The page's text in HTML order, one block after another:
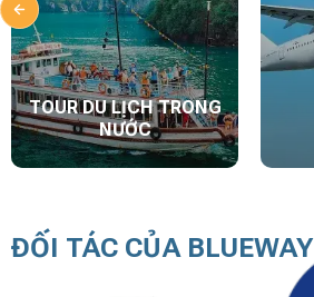
TOUR DU LỊCH TRONG
NƯỚC
ĐỐI TÁC CỦA BLUEWAY